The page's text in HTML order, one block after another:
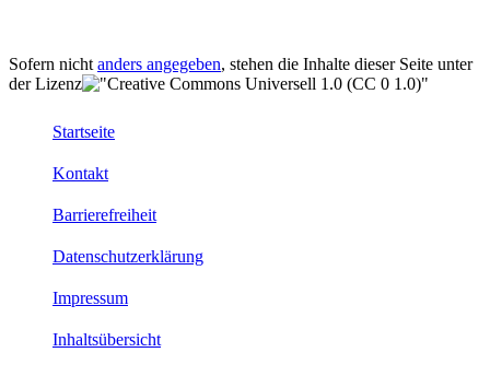
Sofern nicht anders angegeben, stehen die Inhalte dieser Seite unter
der Lizenz
Startseite
Kontakt
Barrierefreiheit
Datenschutzerklärung
Impressum
Inhaltsübersicht